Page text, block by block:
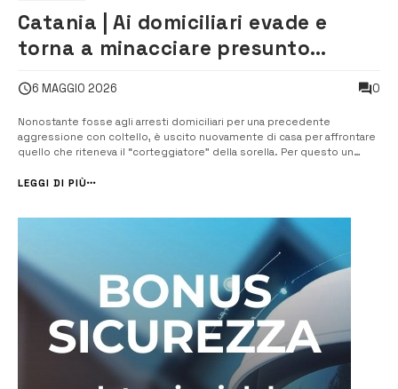
Catania | Ai domiciliari evade e
torna a minacciare presunto
fermato
6 MAGGIO 2026 0
Nonostante fosse agli arresti domiciliari per una precedente
aggressione con coltello, è uscito nuovamente di casa per affrontare
quello che riteneva il “corteggiatore” della sorella. Per questo un
Stazione per evasione, minacce e porto di oggetti atti ad offendere.
LEGGI DI PIÙ